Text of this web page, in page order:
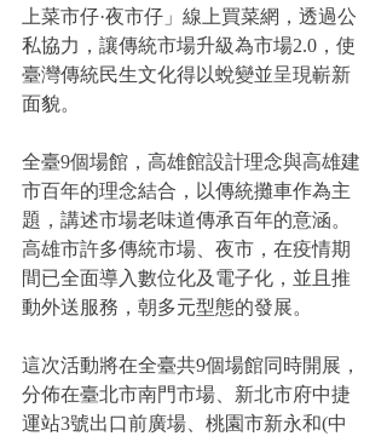
上菜市仔·夜市仔」線上買菜網，透過公
私協力，讓傳統市場升級為市場2.0，使
臺灣傳統民生文化得以蛻變並呈現嶄新
面貌。
全臺9個場館，高雄館設計理念與高雄建
市百年的理念結合，以傳統攤車作為主
題，講述市場老味道傳承百年的意涵。
高雄市許多傳統市場、夜市，在疫情期
間已全面導入數位化及電子化，並且推
動外送服務，朝多元型態的發展。
這次活動將在全臺共9個場館同時開展，
分佈在臺北市南門市場、新北市府中捷
運站3號出口前廣場、桃園市新永和(中